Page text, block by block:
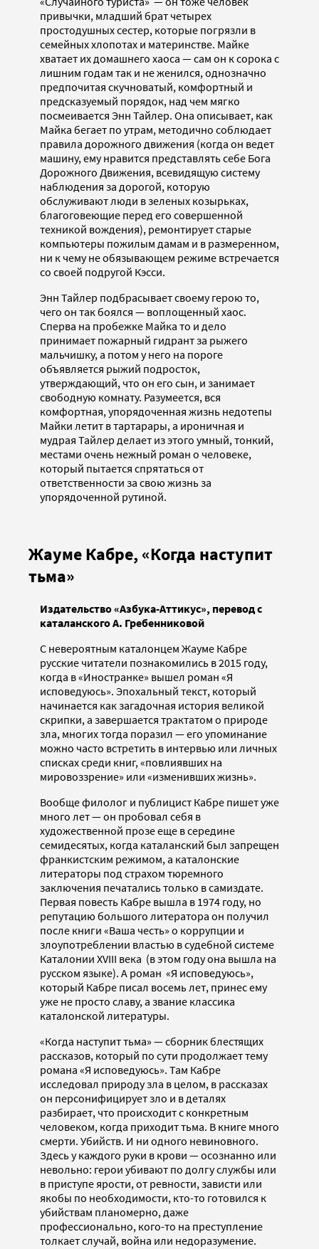
привычки, младший брат четырех
простодушных сестер, которые погрязли в
семейных хлопотах и материнстве. Майке
хватает их домашнего хаоса — сам он к сорока с
лишним годам так и не женился, однозначно
предпочитая скучноватый, комфортный и
предсказуемый порядок, над чем мягко
посмеивается Энн Тайлер. Она описывает, как
Майка бегает по утрам, методично соблюдает
правила дорожного движения (когда он ведет
машину, ему нравится представлять себе Бога
Дорожного Движения, всевидящую систему
наблюдения за дорогой, которую
обслуживают люди в зеленых козырьках,
благоговеющие перед его совершенной
техникой вождения), ремонтирует старые
компьютеры пожилым дамам и в размеренном,
ни к чему не обязывающем режиме встречается
со своей подругой Кэсси.
Энн Тайлер подбрасывает своему герою то,
чего он так боялся — воплощенный хаос.
Сперва на пробежке Майка то и дело
принимает пожарный гидрант за рыжего
мальчишку, а потом у него на пороге
объявляется рыжий подросток,
утверждающий, что он его сын, и занимает
свободную комнату. Разумеется, вся
комфортная, упорядоченная жизнь недотепы
Майки летит в тартарары, а ироничная и
мудрая Тайлер делает из этого умный, тонкий,
местами очень нежный роман о человеке,
который пытается спрятаться от
ответственности за свою жизнь за
упорядоченной рутиной.
Жауме Кабре, «Когда наступит
тьма»
Издательство «Азбука-Аттикус», перевод с
каталанского А. Гребенниковой
С невероятным каталонцем Жауме Кабре
русские читатели познакомились в 2015 году,
когда в «Иностранке» вышел роман «Я
исповедуюсь». Эпохальный текст, который
начинается как загадочная история великой
скрипки, а завершается трактатом о природе
зла, многих тогда поразил — его упоминание
можно часто встретить в интервью или личных
списках среди книг, «повлиявших на
мировоззрение» или «изменивших жизнь».
Вообще филолог и публицист Кабре пишет уже
много лет — он пробовал себя в
художественной прозе еще в середине
семидесятых, когда каталанский был запрещен
франкистским режимом, а каталонские
литераторы под страхом тюремного
заключения печатались только в самиздате.
Первая повесть Кабре вышла в 1974 году, но
репутацию большого литератора он получил
после книги «Ваша честь» о коррупции и
злоупотреблении властью в судебной системе
Каталонии XVIII века (в этом году она вышла на
русском языке). А роман «Я исповедуюсь»,
который Кабре писал восемь лет, принес ему
уже не просто славу, а звание классика
каталонской литературы.
«Когда наступит тьма» — сборник блестящих
рассказов, который по сути продолжает тему
романа «Я исповедуюсь». Там Кабре
исследовал природу зла в целом, в рассказах
он персонифицирует зло и в деталях
разбирает, что происходит с конкретным
человеком, когда приходит тьма. В книге много
смерти. Убийств. И ни одного невиновного.
Здесь у каждого руки в крови — осознанно или
невольно: герои убивают по долгу службы или
в приступе ярости, от ревности, зависти или
якобы по необходимости, кто-то готовился к
убийствам планомерно, даже
профессионально, кого-то на преступление
толкает случай, война или недоразумение.